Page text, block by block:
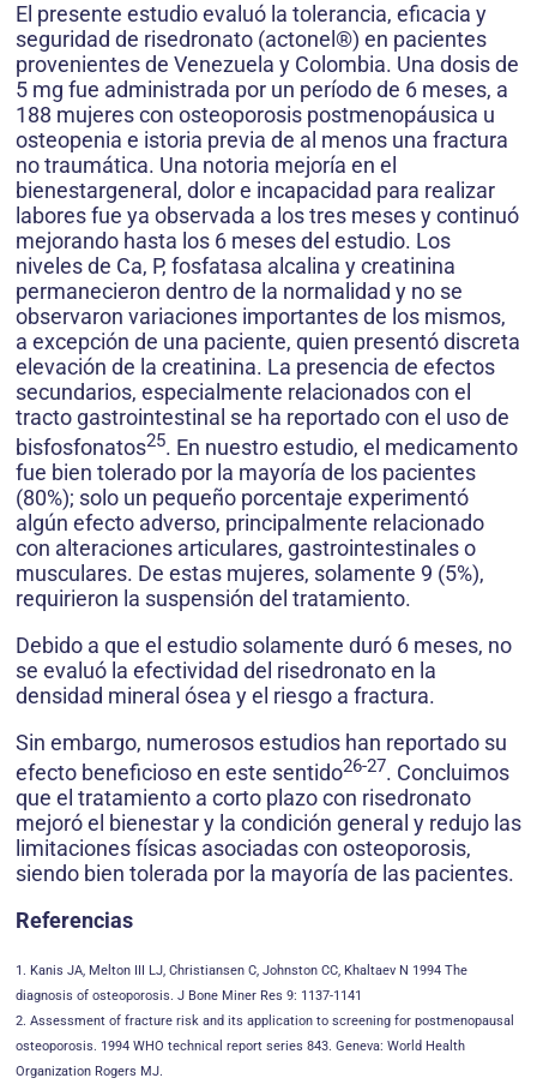
El presente estudio evaluó la tolerancia, eficacia y
seguridad de risedronato (actonel®) en pacientes
provenientes de Venezuela y Colombia. Una dosis de
5 mg fue administrada por un período de 6 meses, a
188 mujeres con osteoporosis postmenopáusica u
osteopenia e istoria previa de al menos una fractura
no traumática. Una notoria mejoría en el
bienestargeneral, dolor e incapacidad para realizar
labores fue ya observada a los tres meses y continuó
mejorando hasta los 6 meses del estudio. Los
niveles de Ca, P, fosfatasa alcalina y creatinina
permanecieron dentro de la normalidad y no se
observaron variaciones importantes de los mismos,
a excepción de una paciente, quien presentó discreta
elevación de la creatinina. La presencia de efectos
secundarios, especialmente relacionados con el
tracto gastrointestinal se ha reportado con el uso de
bisfosfonatos25. En nuestro estudio, el medicamento
fue bien tolerado por la mayoría de los pacientes
(80%); solo un pequeño porcentaje experimentó
algún efecto adverso, principalmente relacionado
con alteraciones articulares, gastrointestinales o
musculares. De estas mujeres, solamente 9 (5%),
requirieron la suspensión del tratamiento.
Debido a que el estudio solamente duró 6 meses, no
se evaluó la efectividad del risedronato en la
densidad mineral ósea y el riesgo a fractura.
Sin embargo, numerosos estudios han reportado su
efecto beneficioso en este sentido26-27. Concluimos
que el tratamiento a corto plazo con risedronato
mejoró el bienestar y la condición general y redujo las
limitaciones físicas asociadas con osteoporosis,
siendo bien tolerada por la mayoría de las pacientes.
Referencias
1. Kanis JA, Melton III LJ, Christiansen C, Johnston CC, Khaltaev N 1994 The
diagnosis of osteoporosis. J Bone Miner Res 9: 1137-1141
2. Assessment of fracture risk and its application to screening for postmenopausal
osteoporosis. 1994 WHO technical report series 843. Geneva: World Health
Organization Rogers MJ.